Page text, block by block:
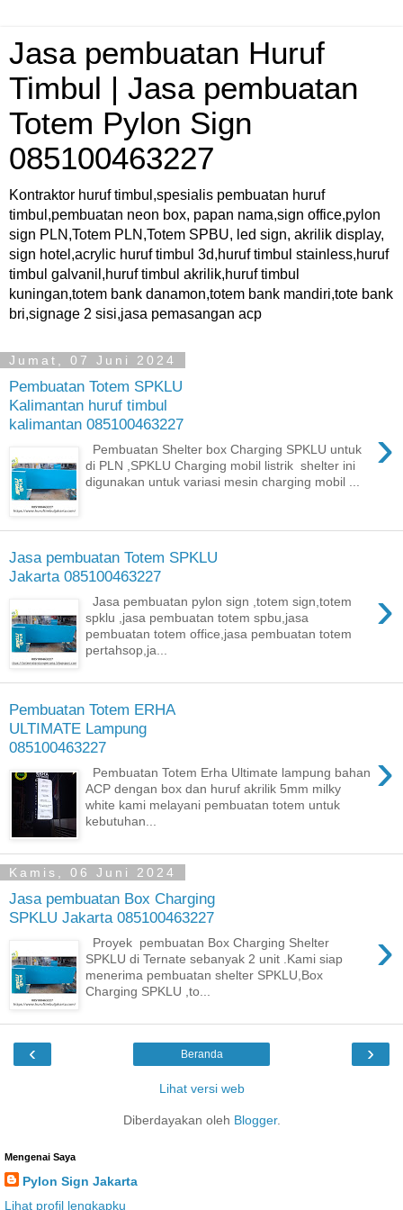
Jasa pembuatan Huruf
Timbul | Jasa pembuatan
Totem Pylon Sign
085100463227
Kontraktor huruf timbul,spesialis pembuatan huruf
timbul,pembuatan neon box, papan nama,sign office,pylon
sign PLN,Totem PLN,Totem SPBU, led sign, akrilik display,
sign hotel,acrylic huruf timbul 3d,huruf timbul stainless,huruf
timbul galvanil,huruf timbul akrilik,huruf timbul
kuningan,totem bank danamon,totem bank mandiri,tote bank
bri,signage 2 sisi,jasa pemasangan acp
Jumat, 07 Juni 2024
Pembuatan Totem SPKLU
Kalimantan huruf timbul
kalimantan 085100463227
›
Pembuatan Shelter box Charging SPKLU untuk
di PLN ,SPKLU Charging mobil listrik shelter ini
digunakan untuk variasi mesin charging mobil ...
Jasa pembuatan Totem SPKLU
Jakarta 085100463227
›
Jasa pembuatan pylon sign ,totem sign,totem
spklu ,jasa pembuatan totem spbu,jasa
pembuatan totem office,jasa pembuatan totem
pertahsop,ja...
Pembuatan Totem ERHA
ULTIMATE Lampung
085100463227
›
Pembuatan Totem Erha Ultimate lampung bahan
ACP dengan box dan huruf akrilik 5mm milky
white kami melayani pembuatan totem untuk
kebutuhan...
Kamis, 06 Juni 2024
Jasa pembuatan Box Charging
SPKLU Jakarta 085100463227
›
Proyek pembuatan Box Charging Shelter
SPKLU di Ternate sebanyak 2 unit .Kami siap
menerima pembuatan shelter SPKLU,Box
Charging SPKLU ,to...
‹ ›
Beranda
Lihat versi web
Diberdayakan oleh Blogger.
Mengenai Saya
Pylon Sign Jakarta
Lihat profil lengkapku